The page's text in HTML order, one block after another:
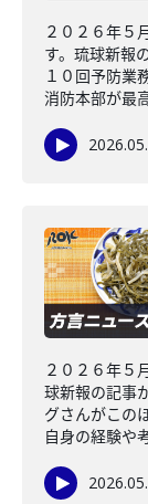
２０２６年５
す。琉球新報
１０回予防業
消防本部が最
２０２６年５
球新報の記事
グさんがこの
自身の経験や